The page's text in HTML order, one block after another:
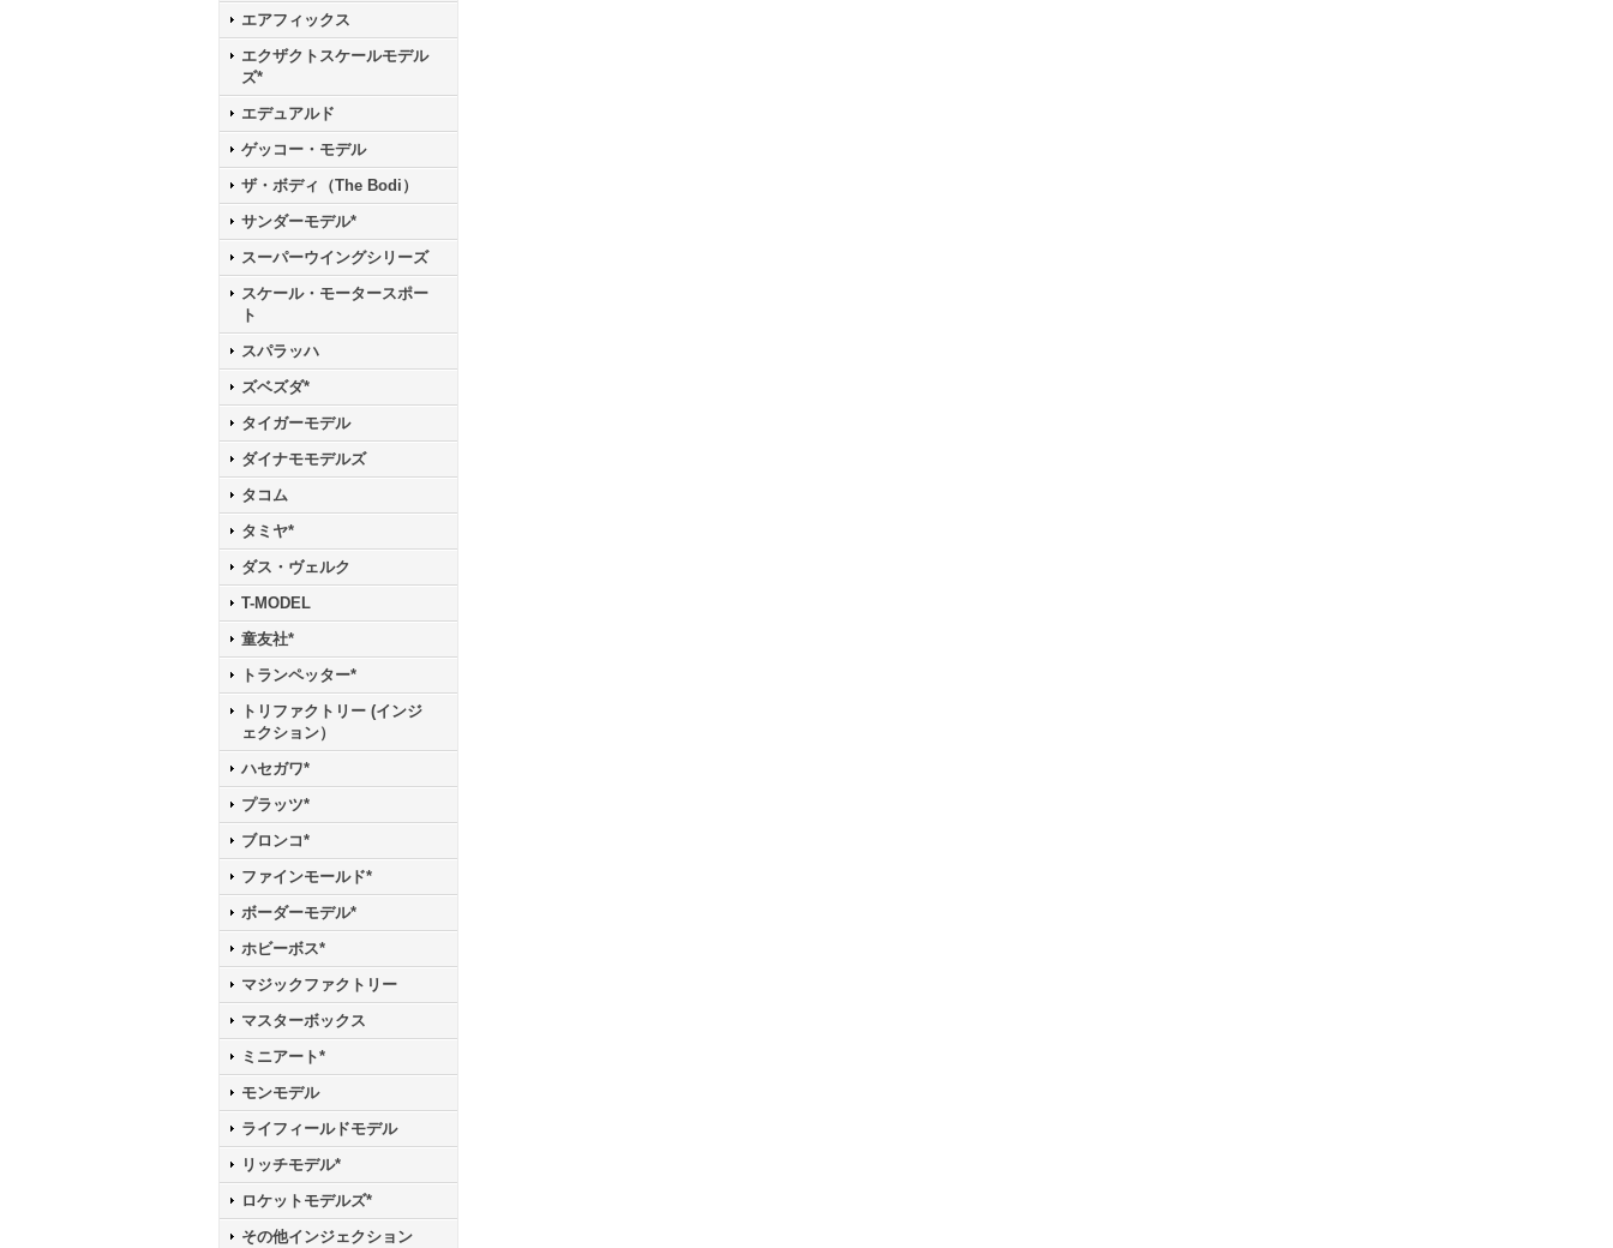
エアフィックス
エクザクトスケールモデル
ズ*
エデュアルド
ゲッコー・モデル
ザ・ボディ（The Bodi）
サンダーモデル*
スーパーウイングシリーズ
スケール・モータースポー
ト
スパラッハ
ズベズダ*
タイガーモデル
ダイナモモデルズ
タコム
タミヤ*
ダス・ヴェルク
T-MODEL
童友社*
トランペッター*
トリファクトリー (インジ
ェクション）
ハセガワ*
プラッツ*
ブロンコ*
ファインモールド*
ボーダーモデル*
ホビーボス*
マジックファクトリー
マスターボックス
ミニアート*
モンモデル
ライフィールドモデル
リッチモデル*
ロケットモデルズ*
その他インジェクション